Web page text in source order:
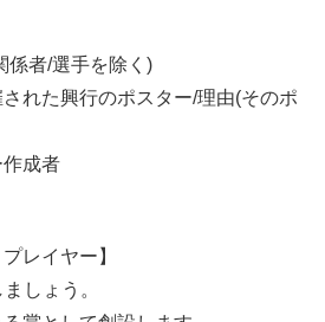
係者/選手を除く)
れた興行のポスター/理由(そのポ
成者
レイヤー】
しょう。